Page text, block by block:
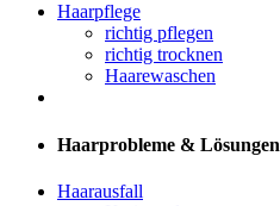
Haarpflege
richtig pflegen
richtig trocknen
Haarewaschen
Haarprobleme & Lösungen
Haarausfall